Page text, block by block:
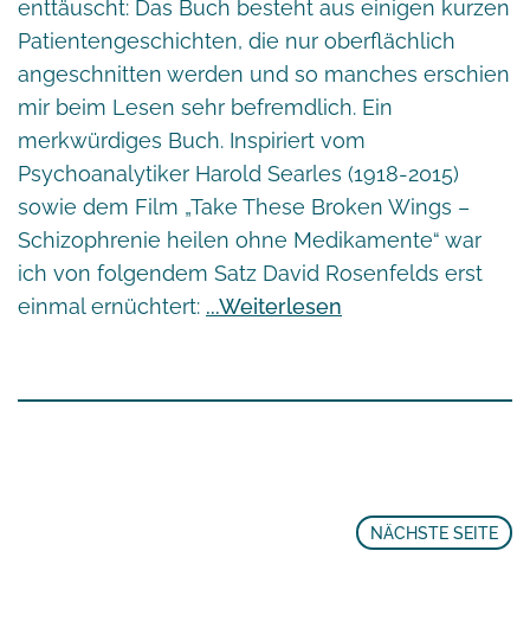
enttäuscht: Das Buch besteht aus einigen kurzen
Patientengeschichten, die nur oberflächlich
angeschnitten werden und so manches erschien
mir beim Lesen sehr befremdlich. Ein
merkwürdiges Buch. Inspiriert vom
Psychoanalytiker Harold Searles (1918-2015)
sowie dem Film „Take These Broken Wings –
Schizophrenie heilen ohne Medikamente“ war
ich von folgendem Satz David Rosenfelds erst
einmal ernüchtert:
Weiterlesen
NÄCHSTE SEITE